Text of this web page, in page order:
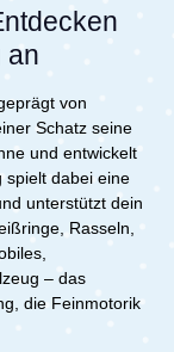
mit Ball -
an
von
Schatz seine
und entwickelt
spielt dabei eine
unterstützt dein
Rasseln,
– das
die Feinmotorik